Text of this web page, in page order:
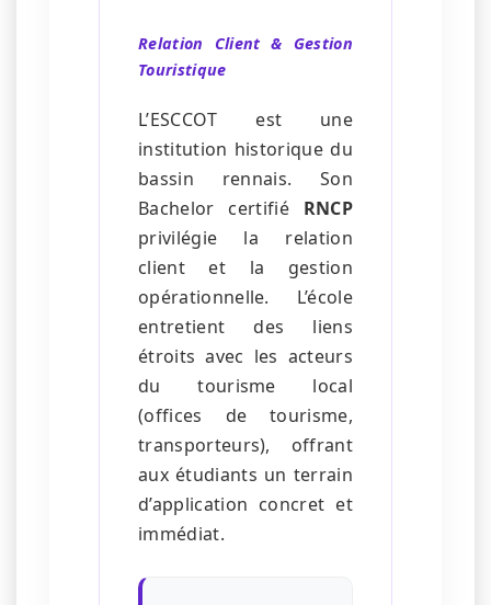
Relation Client & Gestion
Touristique
L’ESCCOT est une
institution historique du
bassin rennais. Son
Bachelor certifié RNCP
privilégie la relation
client et la gestion
opérationnelle. L’école
entretient des liens
étroits avec les acteurs
du tourisme local
(offices de tourisme,
transporteurs), offrant
aux étudiants un terrain
d’application concret et
immédiat.